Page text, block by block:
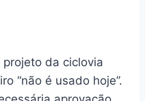
da ciclovia
“não é usado hoje”.